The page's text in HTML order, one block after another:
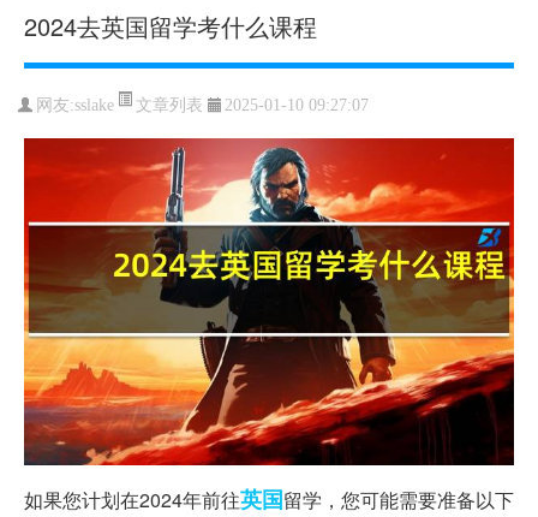
2024去英国留学考什么课程
网友:sslake 文章列表 2025-01-10 09:27:07
如果您计划在2024年前往英国留学，您可能需要准备以下